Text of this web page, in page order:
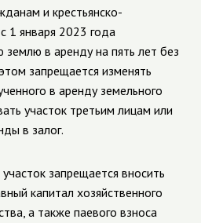
и крестьянско-
1 января 2023 года
землю в аренду на пять лет без
запрещается изменять
в аренду земельного
участок третьим лицам или
в залог.
запрещается вносить
капитал хозяйственного
а также паевого взноса